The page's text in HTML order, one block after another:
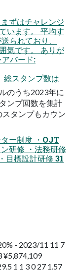
ずはチャレンジ
います。 平均す
られており、
気です。 ありが
バード:
スタンプ数は
のうち2023年に
ンプ回数を集計
タンプもカウン
ター制度 ・OJT
研修 ・法務研修
目標設計研修 31
- 2023/11 11 7
¥5,874,109
1 1 3 0 27 1.57